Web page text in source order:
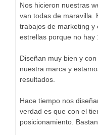
Nos hicieron nuestras
van todas de maravilla.
trabajos de marketing y
estrellas porque no hay
Diseñan muy bien y
nuestra marca y
resultados.
Hace tiempo nos
verdad es que con el
posicionamiento.